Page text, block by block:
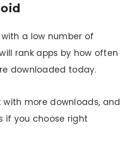
a low number of
rank apps by how often
downloaded today.
more downloads, and
if you choose right